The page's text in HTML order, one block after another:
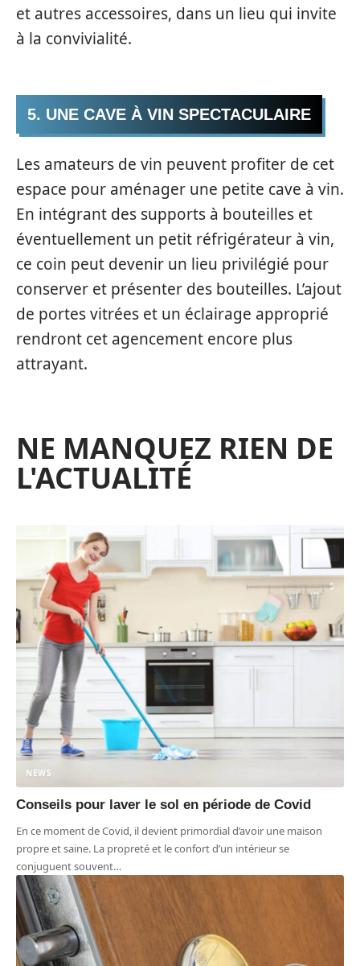
et autres accessoires, dans un lieu qui invite
à la convivialité.
5. UNE CAVE À VIN SPECTACULAIRE
Les amateurs de vin peuvent profiter de cet
espace pour aménager une petite cave à vin.
En intégrant des supports à bouteilles et
éventuellement un petit réfrigérateur à vin,
ce coin peut devenir un lieu privilégié pour
conserver et présenter des bouteilles. L’ajout
de portes vitrées et un éclairage approprié
rendront cet agencement encore plus
attrayant.
NE MANQUEZ RIEN DE
L'ACTUALITÉ
NEWS
Conseils pour laver le sol en période de Covid
En ce moment de Covid, il devient primordial d’avoir une maison
propre et saine. La propreté et le confort d’un intérieur se
conjuguent souvent…